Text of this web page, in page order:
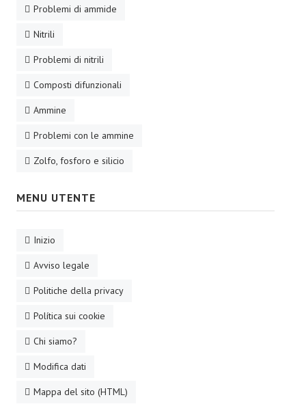
Problemi di ammide
Nitrili
Problemi di nitrili
Composti difunzionali
Ammine
Problemi con le ammine
Zolfo, fosforo e silicio
MENU UTENTE
Inizio
Avviso legale
Politiche della privacy
Política sui cookie
Chi siamo?
Modifica dati
Mappa del sito (HTML)